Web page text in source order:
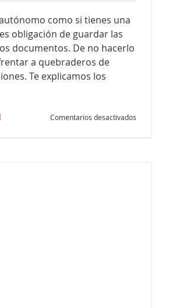
como si tienes una
obligación de guardar las
documentos. De no hacerlo
a quebraderos de
Te explicamos los
Comentarios desactivados
facturas existentes